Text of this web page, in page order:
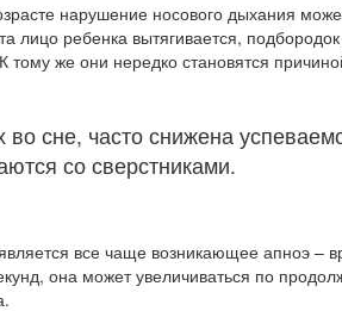
нарушение носового дыхания
лицо ребенка вытягивается,
же они нередко становятся
сне, часто снижена
со сверстниками.
все чаще возникающее апноэ –
она может увеличиваться по